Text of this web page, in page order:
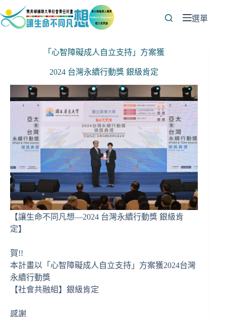
至
選單
「心智障礙成人自立支持」方案獲
2024 台灣永續行動獎 銀級肯定
【讓生命不同凡想—2024 台灣永續行動獎 銀級肯
定】
賀!!
本計畫以「心智障礙成人自立支持」方案獲2024台灣
永續行動獎
【社會共融組】銀級肯定
感謝